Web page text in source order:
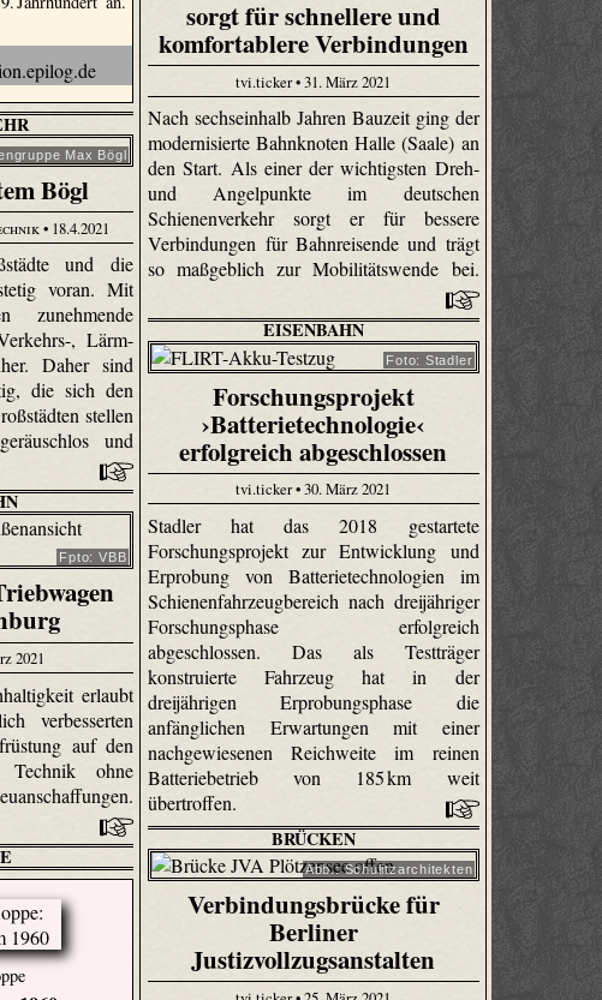
Max Bögl
Bögl
• 18.4.2021
und die
voran. Mit
zunehmende
, Lärm-
Daher sind
die sich den
stellen
und
sorgt für schnellere und
komfortablere Verbindungen
tvi.ticker • 31. März 2021
Nach sechseinhalb Jahren Bauzeit ging der
modernisierte Bahnknoten Halle (Saale) an
den Start. Als einer der wichtigsten Dreh-
und Angelpunkte im deutschen
Schienenverkehr sorgt er für bessere
Verbindungen für Bahnreisende und trägt
so maßgeblich zur Mobilitätswende bei.
EISENBAHN
Foto: Stadler
Forschungsprojekt
›Batterietechnologie‹
erfolgreich abgeschlossen
tvi.ticker • 30. März 2021
Stadler hat das 2018 gestartete
Forschungsprojekt zur Entwicklung und
Erprobung von Batterietechnologien im
Schienenfahrzeugbereich nach dreijähriger
Forschungsphase erfolgreich
abgeschlossen. Das als Testträger
konstruierte Fahrzeug hat in der
dreijährigen Erprobungsphase die
anfänglichen Erwartungen mit einer
nachgewiesenen Reichweite im reinen
Batteriebetrieb von 185 km weit
übertroffen.
Fpto: VBB
2021
erlaubt
verbesserten
auf den
Technik ohne
BRÜCKEN
Abb.: Schulitzarchitekten
Verbindungsbrücke für
Berliner
Justizvollzugsanstalten